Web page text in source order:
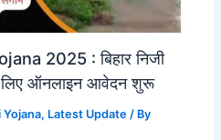
2025 : बिहार निजी
ऑनलाइन आवेदन शुरू
Yojana, Latest Update / By